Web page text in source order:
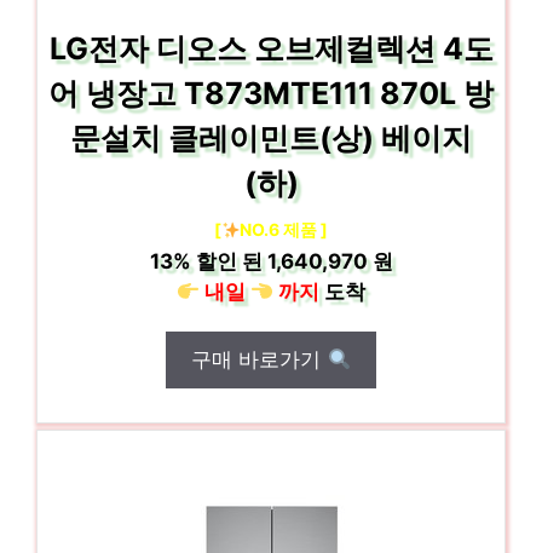
LG전자 디오스 오브제컬렉션 4도
어 냉장고 T873MTE111 870L 방
문설치 클레이민트(상) 베이지
(하)
[ NO.6 제품 ]
13%할인 된1,640,970 원
내일
까지도착
구매 바로가기